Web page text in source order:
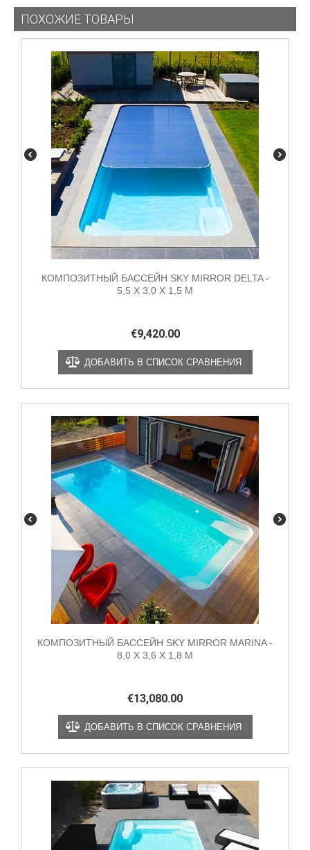
ПОХОЖИЕ ТОВАРЫ
КОМПОЗИТНЫЙ БАССЕЙН SKY MIRROR DELTA -
5,5 X 3,0 X 1,5 М
€9,420.00
ДОБАВИТЬ В СПИСОК СРАВНЕНИЯ
КОМПОЗИТНЫЙ БАССЕЙН SKY MIRROR MARINA -
8,0 X 3,6 X 1,8 М
€13,080.00
ДОБАВИТЬ В СПИСОК СРАВНЕНИЯ